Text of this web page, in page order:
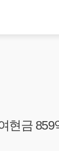
현금 859